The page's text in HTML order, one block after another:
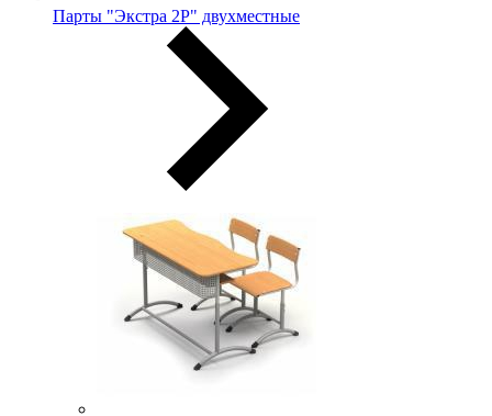
Парты "Экстра 2Р" двухместные